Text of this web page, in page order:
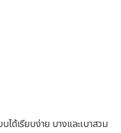
เรียบง่าย บางและเบาสวม